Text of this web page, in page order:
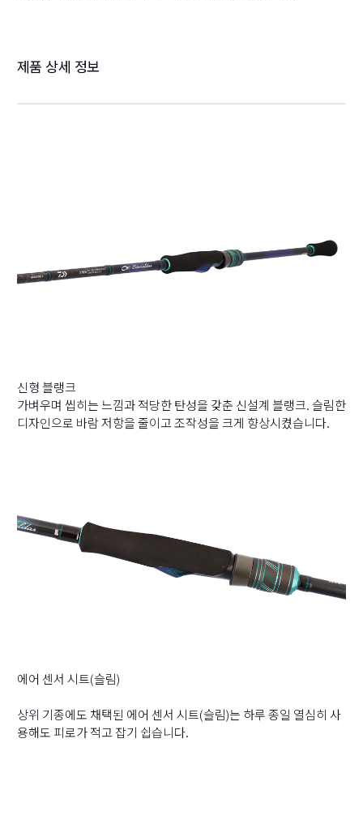
제품 상세 정보
신형 블랭크
가벼우며 씹히는 느낌과 적당한 탄성을 갖춘 신설계 블랭크. 슬림한
디자인으로 바람 저항을 줄이고 조작성을 크게 향상시켰습니다.
에어 센서 시트(슬림)
상위 기종에도 채택된 에어 센서 시트(슬림)는 하루 종일 열심히 사
용해도 피로가 적고 잡기 쉽습니다.